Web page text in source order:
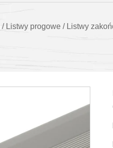
/ Listwy progowe / Listwy